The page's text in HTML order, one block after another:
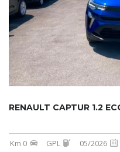
Km 0 GPL 05/2026